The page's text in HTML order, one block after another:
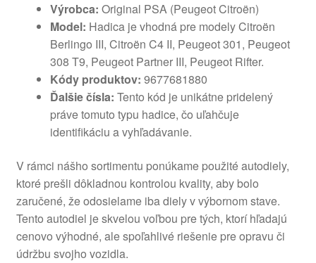
Výrobca: Original PSA (Peugeot Citroën)
Model: Hadica je vhodná pre modely Citroën
Berlingo III, Citroën C4 II, Peugeot 301, Peugeot
308 T9, Peugeot Partner III, Peugeot Rifter.
Kódy produktov: 9677681880
Ďalšie čísla: Tento kód je unikátne pridelený
práve tomuto typu hadice, čo uľahčuje
identifikáciu a vyhľadávanie.
V rámci nášho sortimentu ponúkame použité autodiely,
ktoré prešli dôkladnou kontrolou kvality, aby bolo
zaručené, že odosielame iba diely v výbornom stave.
Tento autodiel je skvelou voľbou pre tých, ktorí hľadajú
cenovo výhodné, ale spoľahlivé riešenie pre opravu či
údržbu svojho vozidla.